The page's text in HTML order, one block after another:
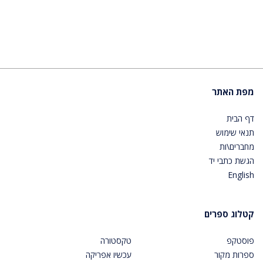
מפת האתר
דף הבית
תנאי שימוש
מחברים\ות
הגשת כתבי יד
English
קטלוג ספרים
פוסטקפ
ספרות מקור
טקסטורה
עכשיו אפריקה